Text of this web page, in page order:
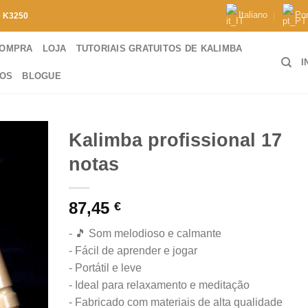
K3250 Italiano
LOJA TUTORIAIS GRATUITOS DE KALIMBA
BLOGUE
Kalimba profissional 17
notas
87,45 €
- 🎵 Som melodioso e calmante
- Fácil de aprender e jogar
- Portátil e leve
- Ideal para relaxamento e meditação
- Fabricado com materiais de alta qualidade